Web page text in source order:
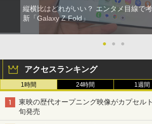
縦横比はどれがいい？ エンタメ目線で
新「Galaxy Z Fold」
● ● ●
アクセスランキング
1時間 24時間 1週間
東映の歴代オープニング映像がカプセル
旬発売